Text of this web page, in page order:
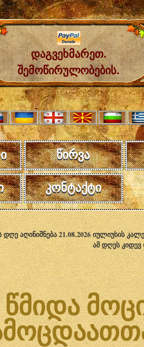
დაგვეხმარეთ.
შემოწირულობების.
წირვა
კონტაქტი
დღე აღინიშნება 21.08.2026 იულიუსის
ამ დღეს
წმიდა